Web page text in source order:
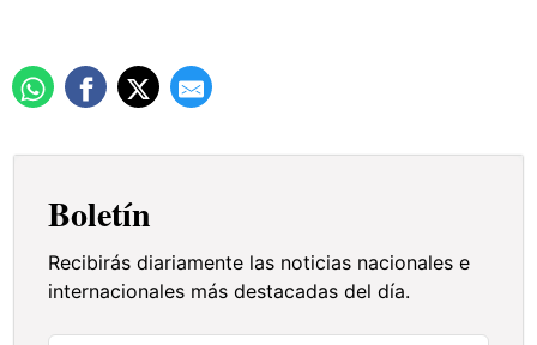
Boletín
Recibirás diariamente las noticias nacionales e
internacionales más destacadas del día.